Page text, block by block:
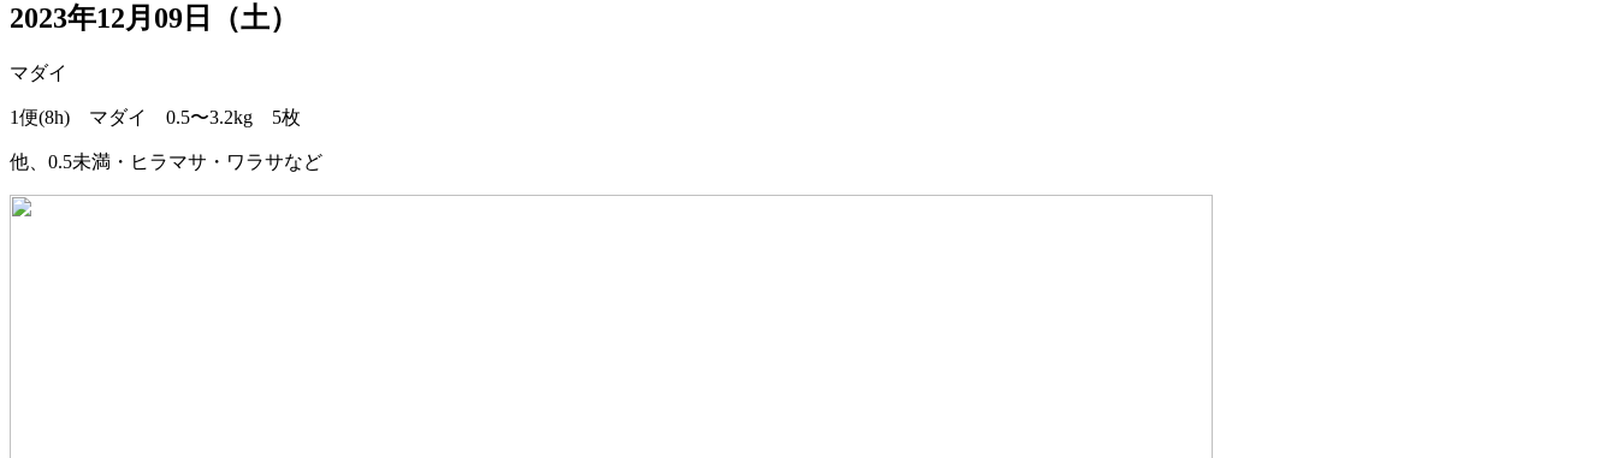
2023年12月09日（土）
マダイ
1便(8h) マダイ 0.5〜3.2kg 5枚
他、0.5未満・ヒラマサ・ワラサなど